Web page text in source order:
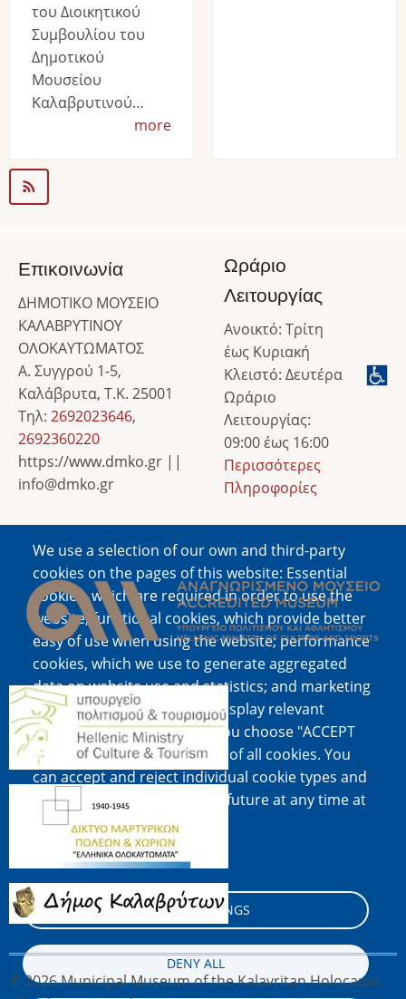
του Διοικητικού
Συμβουλίου του
Δημοτικού
Μουσείου
Καλαβρυτινού…
more
We use a selection of our own and third-party
cookies on the pages of this website: Essential
cookies, which are required in order to use the
website; functional cookies, which provide better
easy of use when using the website; performance
cookies, which we use to generate aggregated
data on website use and statistics; and marketing
cookies, which are used to display relevant
content and advertising. If you choose "ACCEPT
ALL", you consent to the use of all cookies. You
can accept and reject individual cookie types and
revoke your consent for the future at any time at
"Settings".
Cookie documentation
COOKIE SETTINGS
DENY ALL
Επικοινωνία
ΔΗΜΟΤΙΚΟ ΜΟΥΣΕΙΟ
ΚΑΛΑΒΡΥΤΙΝΟΥ
ΟΛΟΚΑΥΤΩΜΑΤΟΣ
Α. Συγγρού 1-5,
Καλάβρυτα, Τ.Κ. 25001
Τηλ: 2692023646,
2692360220
https://www.dmko.gr ||
info@dmko.gr
Ωράριο
Λειτουργίας
Ανοικτό: Τρίτη
έως Κυριακή
Κλειστό: Δευτέρα
Ωράριο
Λειτουργίας:
09:00 έως 16:00
Περισσότερες
Πληροφορίες
Image
Image
Image
Image
© 2026 Municipal Museum of the Kalavritan Holocaust,